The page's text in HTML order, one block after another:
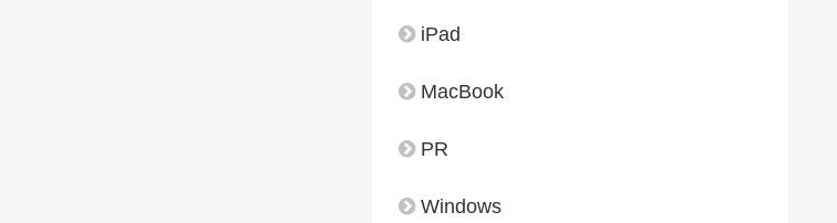
iPad
MacBook
PR
Windows